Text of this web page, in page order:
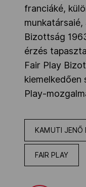
franciáké,
Bizottság
érzés
Fair Play
kiemelkedően
Play-
KAMUTI JENŐ
FAIR PLAY